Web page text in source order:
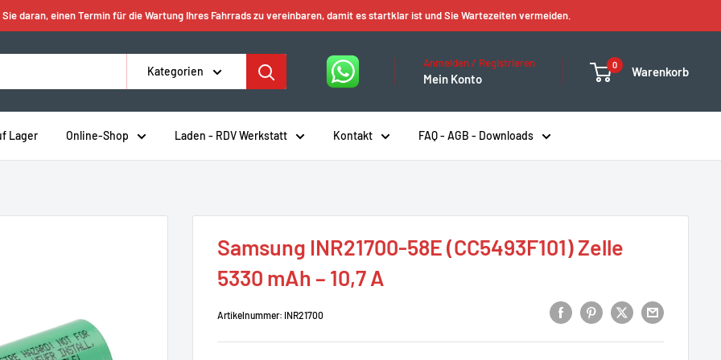
daran, einen Termin für die Wartung Ihres Fahrrads zu vereinbaren, damit es startklar ist und Sie Wartezeiten vermeiden.
Kategorien
Anmelden / Registrieren
Mein Konto
0 Warenkorb
Lager Online-Shop Laden - RDV Werkstatt Kontakt FAQ - AGB - Downloads
Samsung INR21700-58E (CC5493F101) Zelle
5330 mAh – 10,7 A
Artikelnummer: INR21700